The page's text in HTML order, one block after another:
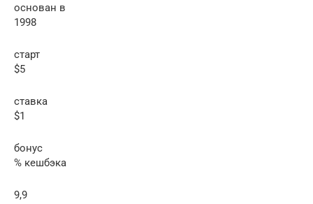
основан в
1998
старт
$5
ставка
$1
бонус
% кешбэка
9,9